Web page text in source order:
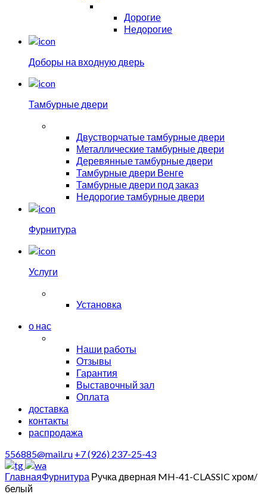
Дорогие
Недорогие
Доборы на входную дверь
Тамбурные двери
Двустворчатые тамбурные двери
Металлические тамбурные двери
Деревянные тамбурные двери
Тамбурные двери Венге
Тамбурные двери под заказ
Недорогие тамбурные двери
Фурнитура
Услуги
Установка
о нас
Наши работы
Отзывы
Гарантия
Выставочный зал
Оплата
доставка
контакты
распродажа
556885@mail.ru +7 (926) 237-25-43
ГлавнаяФурнитура Ручка дверная MH-41-CLASSIC хром/
белый